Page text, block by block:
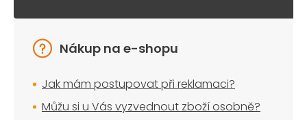
Nákup na e-shopu
Jak mám postupovat při reklamaci?
Můžu si u Vás vyzvednout zboží osobně?